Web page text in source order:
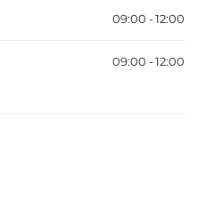
09:00 - 12:00
09:00 - 12:00